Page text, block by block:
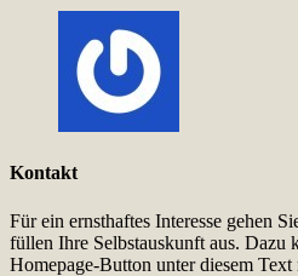
Kontakt
Für ein ernsthaftes Interesse gehen
füllen Ihre Selbstauskunft aus. Dazu
Homepage-Button unter diesem Text